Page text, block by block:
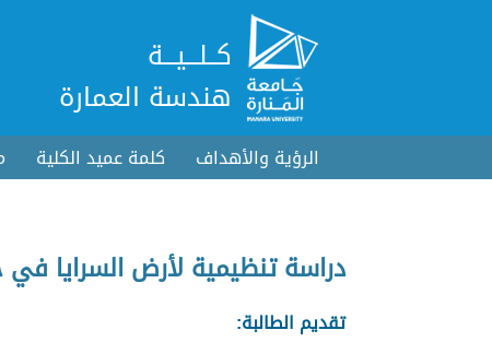
كــلـــيـــة
هندسة العمارة
الرؤية والأهداف كلمة عميد الكلية
دراسة تنظيمية لأرض السرايا
تقديم الطالبة: